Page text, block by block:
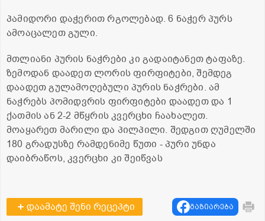
პამიდორი დაჭერით რგოლებად. 6 ნაჭერ პურს
ამოაცალეთ გული.
მთლიანი პურის ნაჭრები კი გადაიტანეთ ტაფაზე.
ზემოდან დაადეთ ლორის ფირფიტები, შემდეგ
დაადეთ გულამოღებული პურის ნაჭრები. ამ
ნაჭრებს პომიდვრის ფირფიტები დაადეთ და 1
ქათმის ან 2-2 მწყრის კვერცხი ჩაახალეთ.
მოაყარეთ მარილი და პილპილი. შედგით ღუმელში
180 გრადუსზე რამდენიმე წუთი - პური უნდა
დაიბრაწოს, კვერცხი კი შეიწვას
დაამატე შენი რეცეპტი გაზიარება